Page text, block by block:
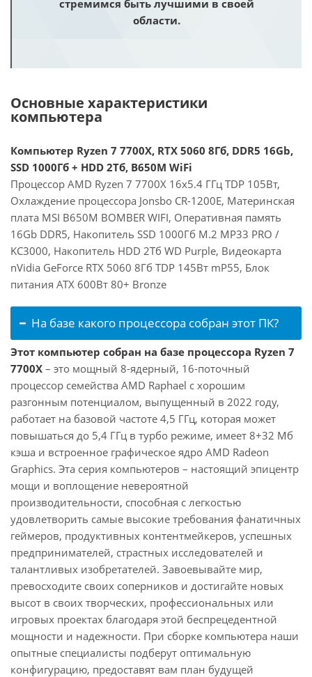
стремимся быть лучшими в своей
области.
Основные характеристики
компьютера
Компьютер Ryzen 7 7700X, RTX 5060 8Гб, DDR5 16Gb,
SSD 1000Гб + HDD 2Тб, B650M WiFi
Процессор AMD Ryzen 7 7700X 16x5.4 ГГц TDP 105Вт,
Охлаждение процессора Jonsbo CR-1200E, Материнская
плата MSI B650M BOMBER WIFI, Оперативная память
16Gb DDR5, Накопитель SSD 1000Гб M.2 MP33 PRO /
KC3000, Накопитель HDD 2Тб WD Purple, Видеокарта
nVidia GeForce RTX 5060 8Гб TDP 145Вт mP55, Блок
питания ATX 600Вт 80+ Bronze
На базе какого процессора собран этот ПК?
Этот компьютер собран на базе процессора Ryzen 7
7700X – это мощный 8-ядерный, 16-поточный
процессор семейства AMD Raphael с хорошим
разгонным потенциалом, выпущенный в 2022 году,
работает на базовой частоте 4,5 ГГц, которая может
повышаться до 5,4 ГГц в турбо режиме, имеет 8+32 Мб
кэша и встроенное графическое ядро AMD Radeon
Graphics. Эта серия компьютеров – настоящий эпицентр
мощи и воплощение невероятной
производительности, способная с легкостью
удовлетворить самые высокие требования фанатичных
геймеров, продуктивных контентмейкеров, успешных
предпринимателей, страстных исследователей и
талантливых изобретателей. Завоевывайте мир,
превосходите своих соперников и достигайте новых
высот в своих творческих, профессиональных или
игровых проектах благодаря этой беспрецедентной
мощности и надежности. При сборке компьютера наши
опытные специалисты подберут оптимальную
конфигурацию, предоставят вам план будущей